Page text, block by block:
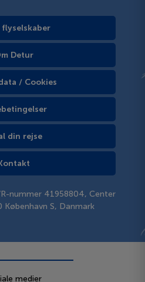
flyselskaber
Detur
/ Cookies
din rejse
nummer 41958804, Center
København S, Danmark
medier